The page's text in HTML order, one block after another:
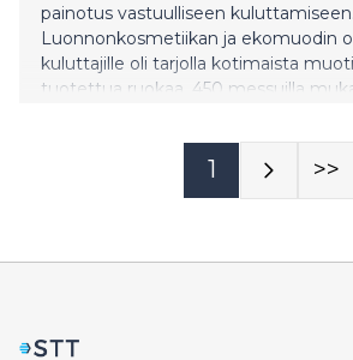
painotus vastuulliseen kuluttamiseen.
Luonnonkosmetiikan ja ekomuodin
kuluttajille oli tarjolla kotimaista
tuotettua ruokaa. 450 messuilla
kuluttajaa. Messuilla tehdyn
mukaan ostopäätöksiin vaikuttavat
1 >>